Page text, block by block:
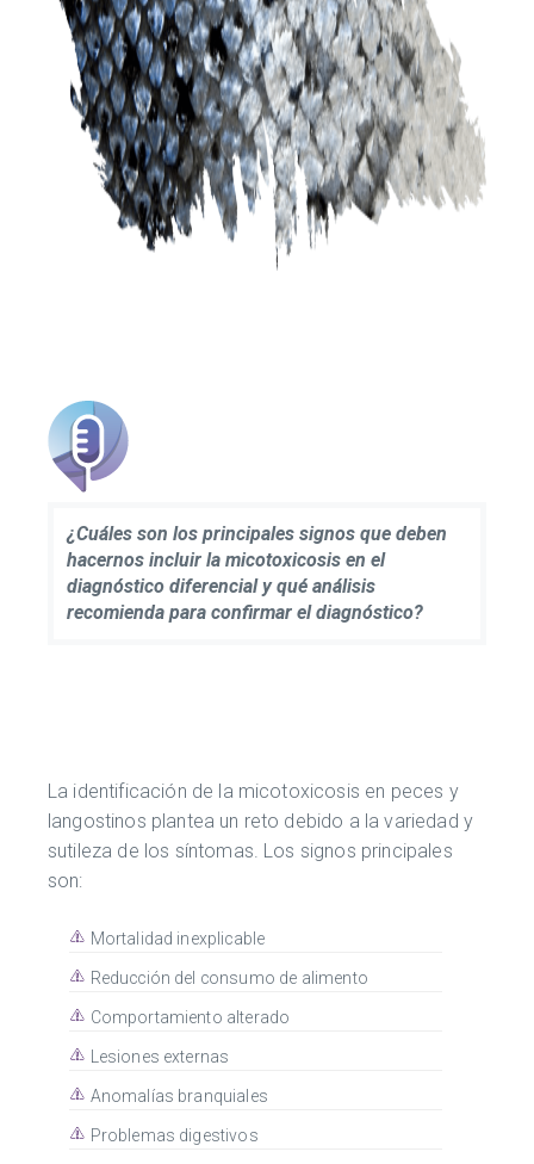
¿Cuáles son los principales signos que deben
hacernos incluir la micotoxicosis en el
diagnóstico diferencial y qué análisis
recomienda para confirmar el diagnóstico?
La identificación de la micotoxicosis en peces y
langostinos plantea un reto debido a la variedad y
sutileza de los síntomas. Los signos principales
son:
Mortalidad inexplicable
Reducción del consumo de alimento
Comportamiento alterado
Lesiones externas
Anomalías branquiales
Problemas digestivos